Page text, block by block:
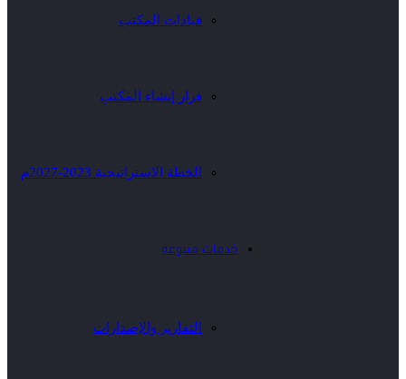
قيادات المكتب
قرار إنشاء المكتب
الخطة الاستراتيجية 2023-2027م
خدمات متنوعة
التقارير والإصدارات